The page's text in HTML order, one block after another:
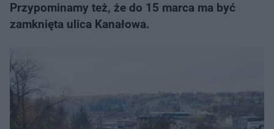
Przypominamy też, że do 15 marca ma być
zamknięta ulica Kanałowa.